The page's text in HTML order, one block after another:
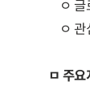
ㅇ 글
ㅇ 관
ㅁ 주